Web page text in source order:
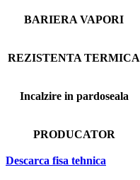
BARIERA VAPORI
REZISTENTA TERMICA
Incalzire in pardoseala
PRODUCATOR
Descarca fisa tehnica